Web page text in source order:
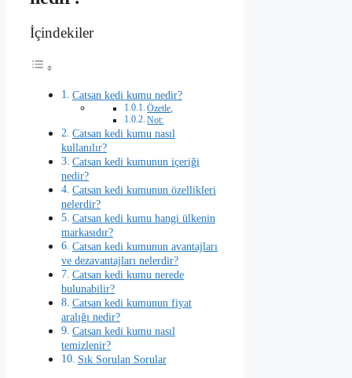
İçindekiler
Catsan kedi kumu nedir?
Özetle,
Not:
Catsan kedi kumu nasıl
kullanılır?
Catsan kedi kumunun içeriği
nedir?
Catsan kedi kumunun özellikleri
nelerdir?
Catsan kedi kumu hangi ülkenin
markasıdır?
Catsan kedi kumunun avantajları
ve dezavantajları nelerdir?
Catsan kedi kumu nerede
bulunabilir?
Catsan kedi kumunun fiyat
aralığı nedir?
Catsan kedi kumu nasıl
temizlenir?
Sık Sorulan Sorular